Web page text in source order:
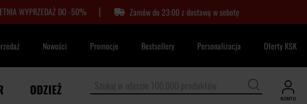
WYPRZEDAŻ DO -50% | Zamów do 23:00 z dostawą w sobotę
Nowości Promocje Bestsellery Personalizacja Oferty KSK
KONTO
ODZIEŻ